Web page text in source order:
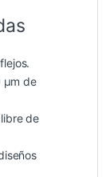
µm de
de